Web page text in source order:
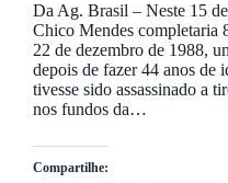
Da Ag. Brasil – Neste 15
Chico Mendes completaria
22 de dezembro de 1988,
depois de fazer 44 anos de
tivesse sido assassinado a
nos fundos da…
Compartilhe: